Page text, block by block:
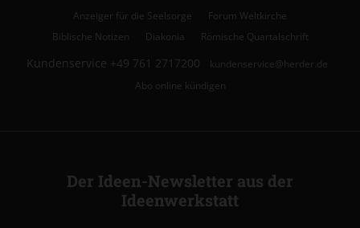
Anzeiger für die Seelsorge
Forum Weltkirche
Biblische Notizen
Diakonia Römische Quartalschrift
Kundenservice +49 761 2717200
kundenservice@herder.de
Abo online kündigen
Der Ideen-Newsletter aus der
Ideenwerkstatt